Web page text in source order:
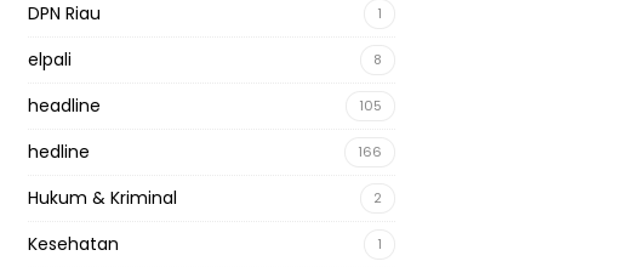
DPN Riau 1
elpali 8
headline 105
hedline 166
Hukum & Kriminal 2
Kesehatan 1